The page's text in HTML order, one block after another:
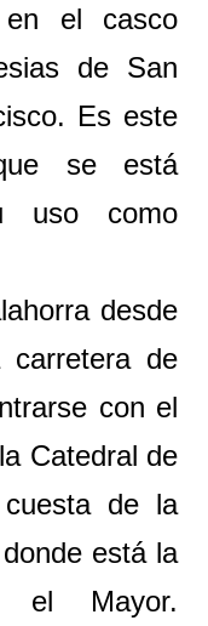
en el casco
de San
Es este
se está
uso como
desde
de
con el
Catedral de
de la
está la
el Mayor.